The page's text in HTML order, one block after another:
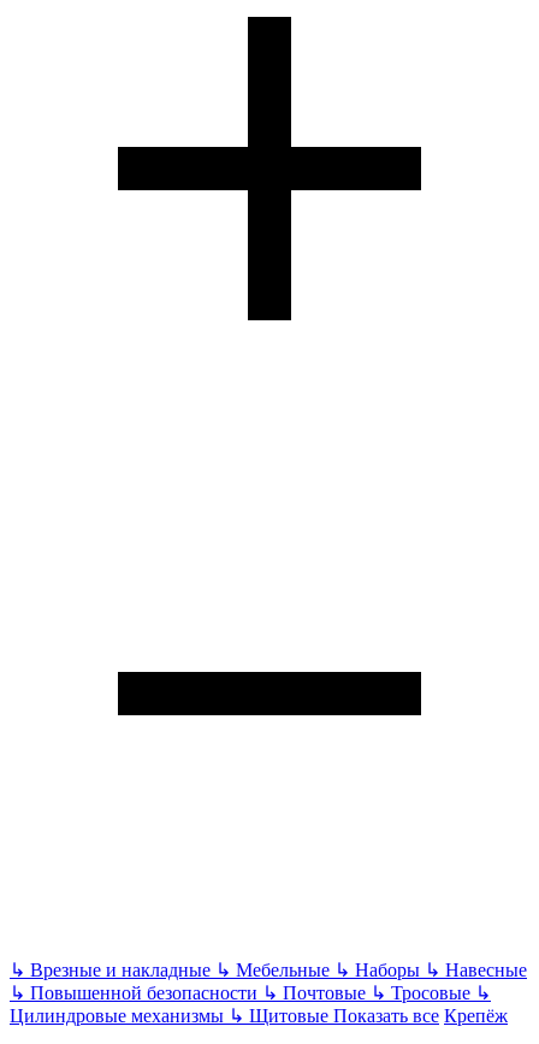
↳ Врезные и накладные ↳ Мебельные ↳ Наборы ↳ Навесные
↳ Повышенной безопасности ↳ Почтовые ↳ Тросовые ↳
Цилиндровые механизмы ↳ Щитовые Показать все Крепёж